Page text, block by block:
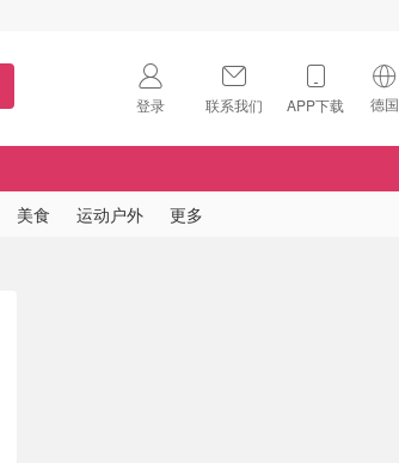
登录 联系我们 APP下载 德国
🇺🇸
美食 运动户外 更多